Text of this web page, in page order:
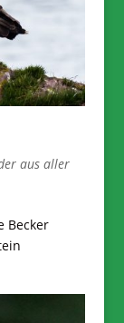
aus aller
Becker